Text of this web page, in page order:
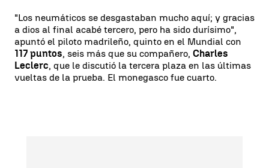
"Los neumáticos se desgastaban mucho aquí; y gracias
a dios al final acabé tercero, pero ha sido durísimo",
apuntó el piloto madrileño, quinto en el Mundial con
117 puntos, seis más que su compañero, Charles
Leclerc, que le discutió la tercera plaza en las últimas
vueltas de la prueba. El monegasco fue cuarto.